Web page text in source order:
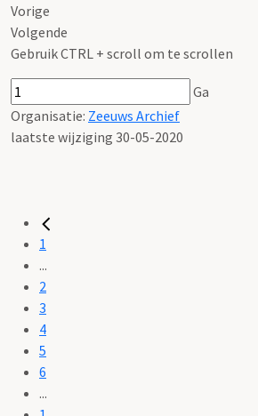
Vorige
Volgende
Gebruik CTRL + scroll om te scrollen
Ga
Organisatie: Zeeuws Archief
laatste wijziging 30-05-2020
1
...
2
3
4
5
6
...